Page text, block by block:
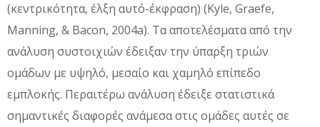
(κεντρικότητα, έλξη αυτό-έκφραση) (Kyle, Graefe,
Manning, & Bacon, 2004a). Τα αποτελέσματα από την
ανάλυση συστοιχιών έδειξαν την ύπαρξη τριών
ομάδων με υψηλό, μεσαίο και χαμηλό επίπεδο
εμπλοκής. Περαιτέρω ανάλυση έδειξε στατιστικά
σημαντικές διαφορές ανάμεσα στις ομάδες αυτές σε